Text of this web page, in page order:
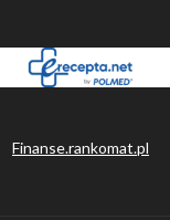
Finanse.rankomat.pl